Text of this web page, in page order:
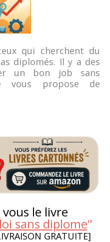
qui cherchent du
diplomés. Il y a des
un bon job sans
propose de
vous le livre
sans diplome"
GRATUITE]